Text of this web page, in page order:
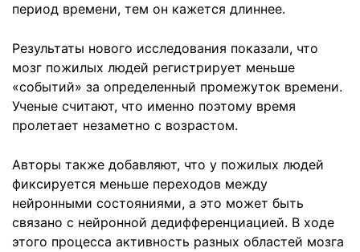
период времени, тем он кажется длиннее.
Результаты нового исследования показали, что
мозг пожилых людей регистрирует меньше
«событий» за определенный промежуток времени.
Ученые считают, что именно поэтому время
пролетает незаметно с возрастом.
Авторы также добавляют, что у пожилых людей
фиксируется меньше переходов между
нейронными состояниями, а это может быть
связано с нейронной дедифференциацией. В ходе
этого процесса активность разных областей мозга